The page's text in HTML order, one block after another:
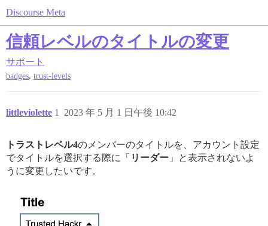
Discourse Meta
信頼レベルのタイトルの変更
サポート
badges, trust-levels
littleviolette 2023 年 5 月 1 日午後 10:42
1
トラストレベル4のメンバーのタイトルを、アカウント設定
でタイトルを選択する際に「 リーダー 」と表示されないよ
うに変更したいです。